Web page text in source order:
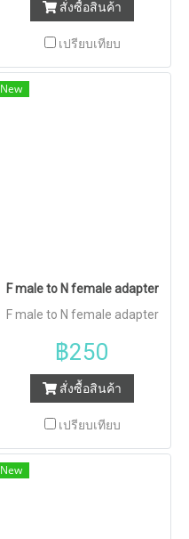
สั่งซื้อสินค้า
เปรียบเทียบ
New
F male to N female adapter
F male to N female adapter
฿250
สั่งซื้อสินค้า
เปรียบเทียบ
New